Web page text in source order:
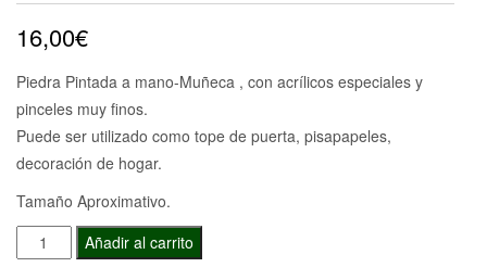
16,00€
Piedra Pintada a mano-Muñeca , con acrílicos especiales y
pinceles muy finos.
Puede ser utilizado como tope de puerta, pisapapeles,
decoración de hogar.
Tamaño Aproximativo.
Piedra
Pintada
Añadir al carrito